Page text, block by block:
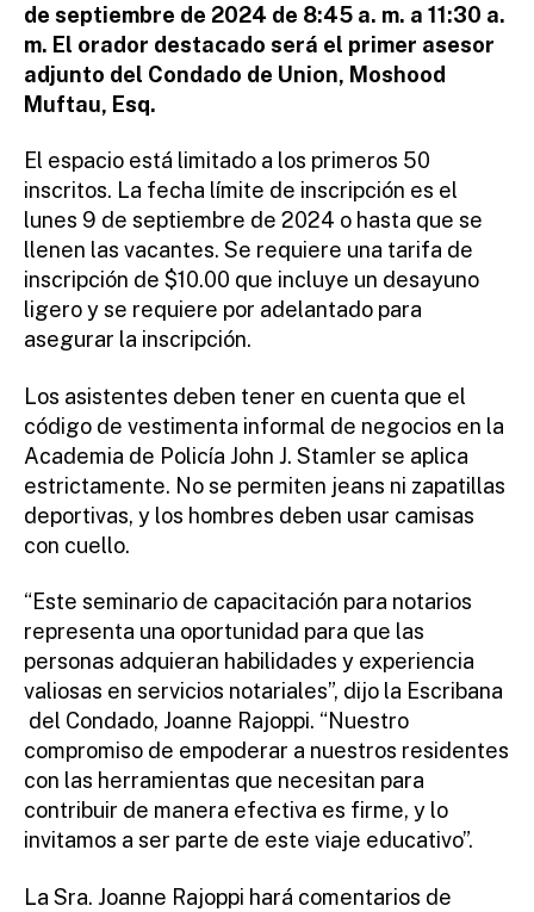
de septiembre de 2024 de 8:45 a. m. a 11:30 a.
m. El orador destacado será el primer asesor
adjunto del Condado de Union, Moshood
Muftau, Esq.
El espacio está limitado a los primeros 50
inscritos. La fecha límite de inscripción es el
lunes 9 de septiembre de 2024 o hasta que se
llenen las vacantes. Se requiere una tarifa de
inscripción de $10.00 que incluye un desayuno
ligero y se requiere por adelantado para
asegurar la inscripción.
Los asistentes deben tener en cuenta que el
código de vestimenta informal de negocios en la
Academia de Policía John J. Stamler se aplica
estrictamente. No se permiten jeans ni zapatillas
deportivas, y los hombres deben usar camisas
con cuello.
“Este seminario de capacitación para notarios
representa una oportunidad para que las
personas adquieran habilidades y experiencia
valiosas en servicios notariales”, dijo la Escribana
del Condado, Joanne Rajoppi. “Nuestro
compromiso de empoderar a nuestros residentes
con las herramientas que necesitan para
contribuir de manera efectiva es firme, y lo
invitamos a ser parte de este viaje educativo”.
La Sra. Joanne Rajoppi hará comentarios de